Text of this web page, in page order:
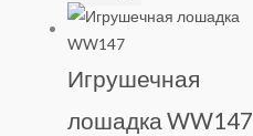
Игрушечная
лошадка WW147